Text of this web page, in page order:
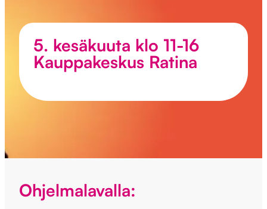
5. kesäkuuta klo 11-16
Kauppakeskus Ratina
Ohjelmalavalla: